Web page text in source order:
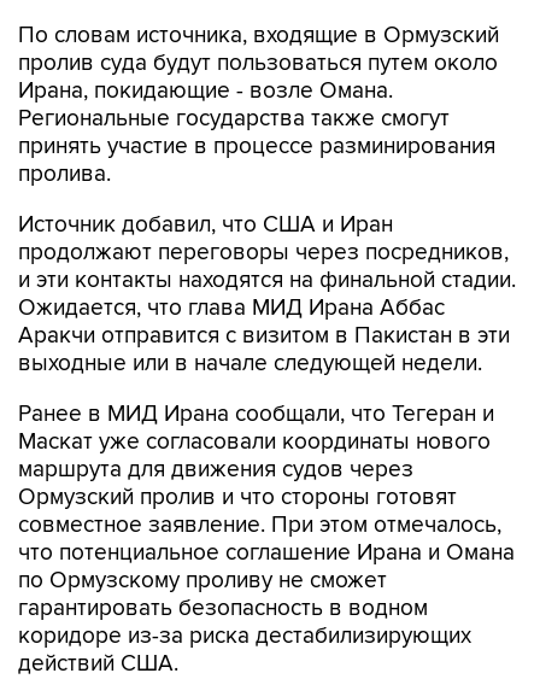
По словам источника, входящие в Ормузский
пролив суда будут пользоваться путем около
Ирана, покидающие - возле Омана.
Региональные государства также смогут
принять участие в процессе разминирования
пролива.
Источник добавил, что США и Иран
продолжают переговоры через посредников,
и эти контакты находятся на финальной стадии.
Ожидается, что глава МИД Ирана Аббас
Аракчи отправится с визитом в Пакистан в эти
выходные или в начале следующей недели.
Ранее в МИД Ирана сообщали, что Тегеран и
Маскат уже согласовали координаты нового
маршрута для движения судов через
Ормузский пролив и что стороны готовят
совместное заявление. При этом отмечалось,
что потенциальное соглашение Ирана и Омана
по Ормузскому проливу не сможет
гарантировать безопасность в водном
коридоре из-за риска дестабилизирующих
действий США.